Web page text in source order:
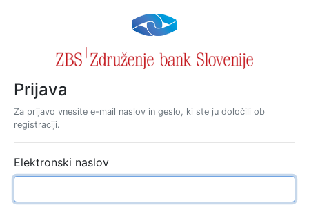
Prijava
Za prijavo vnesite e-mail naslov in geslo, ki ste ju določili ob
registraciji.
Elektronski naslov